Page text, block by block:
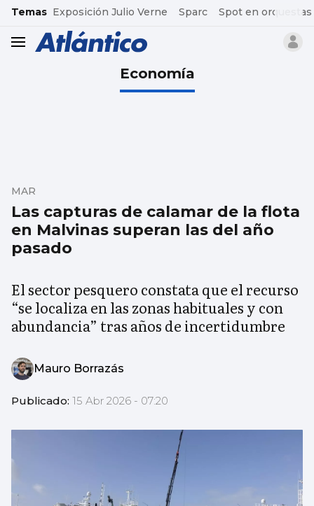
common.go-to-content
Temas Exposición Julio Verne Sparc Spot en orquestas
header.menu.open
Economía
Las capturas de calamar de la flota
en Malvinas superan las del año
pasado
MAR
El sector pesquero constata que el recurso
“se localiza en las zonas habituales y con
abundancia” tras años de incertidumbre
Mauro Borrazás
Publicado: 15 Abr 2026 - 07:20